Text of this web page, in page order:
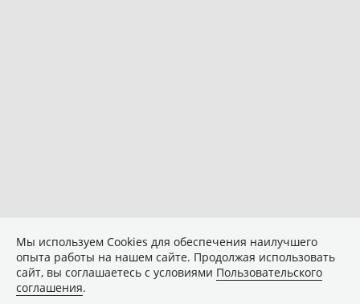
Мы используем Сookies для обеспечения наилучшего
опыта работы на нашем сайте. Продолжая использовать
сайт, вы соглашаетесь с условиями Пользовательского
соглашения.